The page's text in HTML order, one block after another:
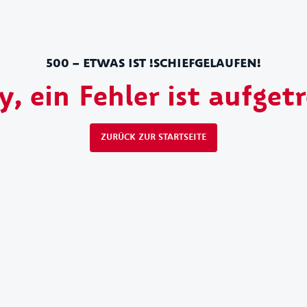
500 – ETWAS IST !SCHIEFGELAUFEN!
ein Fehler ist
ZURÜCK ZUR STARTSEITE